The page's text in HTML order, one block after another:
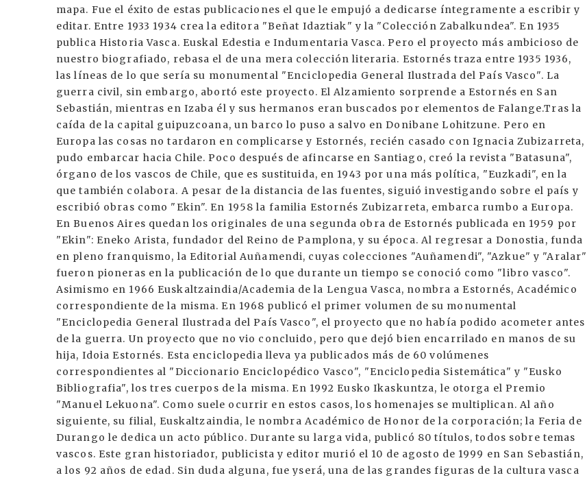
mapa. Fue el éxito de estas publicaciones el que le empujó a dedicarse íntegramente a escribir y
editar. Entre 1933 1934 crea la editora "Beñat Idaztiak" y la "Colección Zabalkundea". En 1935
publica Historia Vasca. Euskal Edestia e Indumentaria Vasca. Pero el proyecto más ambicioso de
nuestro biografiado, rebasa el de una mera colección literaria. Estornés traza entre 1935 1936,
las líneas de lo que sería su monumental "Enciclopedia General Ilustrada del País Vasco". La
guerra civil, sin embargo, abortó este proyecto. El Alzamiento sorprende a Estornés en San
Sebastián, mientras en Izaba él y sus hermanos eran buscados por elementos de Falange.Tras la
caída de la capital guipuzcoana, un barco lo puso a salvo en Donibane Lohitzune. Pero en
Europa las cosas no tardaron en complicarse y Estornés, recién casado con Ignacia Zubizarreta,
pudo embarcar hacia Chile. Poco después de afincarse en Santiago, creó la revista "Batasuna",
órgano de los vascos de Chile, que es sustituida, en 1943 por una más política, "Euzkadi", en la
que también colabora. A pesar de la distancia de las fuentes, siguió investigando sobre el país y
escribió obras como "Ekin". En 1958 la familia Estornés Zubizarreta, embarca rumbo a Europa.
En Buenos Aires quedan los originales de una segunda obra de Estornés publicada en 1959 por
"Ekin": Eneko Arista, fundador del Reino de Pamplona, y su época. Al regresar a Donostia, funda
en pleno franquismo, la Editorial Auñamendi, cuyas colecciones "Auñamendi", "Azkue" y "Aralar"
fueron pioneras en la publicación de lo que durante un tiempo se conoció como "libro vasco".
Asimismo en 1966 Euskaltzaindia/Academia de la Lengua Vasca, nombra a Estornés, Académico
correspondiente de la misma. En 1968 publicó el primer volumen de su monumental
"Enciclopedia General Ilustrada del País Vasco", el proyecto que no había podido acometer antes
de la guerra. Un proyecto que no vio concluido, pero que dejó bien encarrilado en manos de su
hija, Idoia Estornés. Esta enciclopedia lleva ya publicados más de 60 volúmenes
correspondientes al "Diccionario Enciclopédico Vasco", "Enciclopedia Sistemática" y "Eusko
Bibliografia", los tres cuerpos de la misma. En 1992 Eusko Ikaskuntza, le otorga el Premio
"Manuel Lekuona". Como suele ocurrir en estos casos, los homenajes se multiplican. Al año
siguiente, su filial, Euskaltzaindia, le nombra Académico de Honor de la corporación; la Feria de
Durango le dedica un acto público. Durante su larga vida, publicó 80 títulos, todos sobre temas
vascos. Este gran historiador, publicista y editor murió el 10 de agosto de 1999 en San Sebastián,
a los 92 años de edad. Sin duda alguna, fue yserá, una de las grandes figuras de la cultura vasca